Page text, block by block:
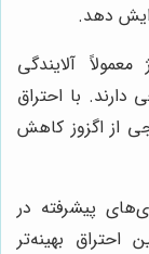
دهد.
معمولاً آلایندگی
با احتراق
از اگزوز کاهش
پیشرفته در
احتراق بهینه‌تر